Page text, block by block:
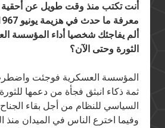
أنت تكتب منذ وقت طويل عن
ألم يفاجئك شخصيا أداء المؤسسة
الثورة وحتى الآن؟
المؤسسة العسكرية فوجئت
ثمة ذكاء انبثق فجأة من دعمها
السياسي للنظام من أجل بقاء
وفيما اخترع الناس في الميدان منذ